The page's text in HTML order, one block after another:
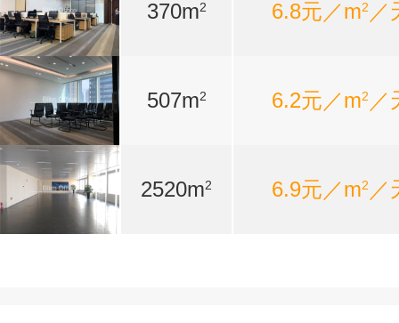
370m2 6.8元／m2 ／
507m2 6.2元／m2 ／
2520m2 6.9元／m2 ／